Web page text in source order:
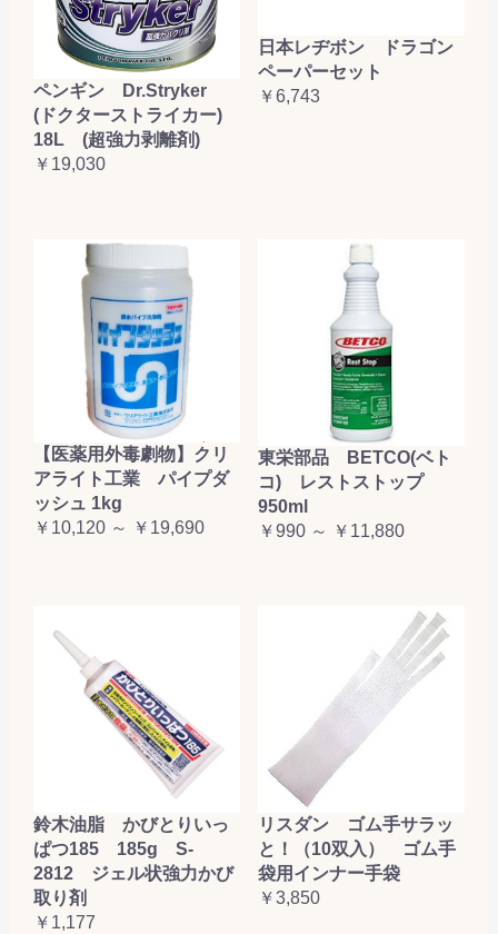
ペンギン Dr.Stryker
(ドクターストライカー)
18L (超強力剥離剤)
￥19,030
日本レヂボン ドラゴン
ペーパーセット
￥6,743
【医薬用外毒劇物】クリ
アライト工業 パイプダ
ッシュ 1kg
￥10,120 ～ ￥19,690
東栄部品 BETCO(ベト
コ) レストストップ
950ml
￥990 ～ ￥11,880
鈴木油脂 かびとりいっ
ぱつ185 185g S-
2812 ジェル状強力かび
取り剤
￥1,177
リスダン ゴム手サラッ
と！（10双入） ゴム手
袋用インナー手袋
￥3,850